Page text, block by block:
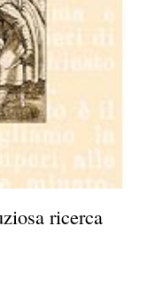
ricerca